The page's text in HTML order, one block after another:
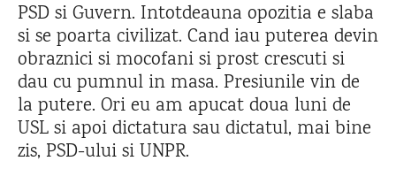
PSD si Guvern. Intotdeauna opozitia e slaba
si se poarta civilizat. Cand iau puterea devin
obraznici si mocofani si prost crescuti si
dau cu pumnul in masa. Presiunile vin de
la putere. Ori eu am apucat doua luni de
USL si apoi dictatura sau dictatul, mai bine
zis, PSD-ului si UNPR.